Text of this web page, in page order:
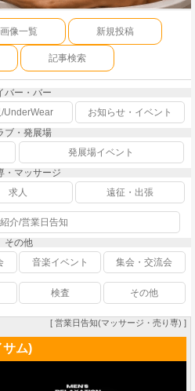
画像一覧 新規投稿
記事検索
バー・バー
UnderWear
お知らせ・イベント
ブ・発展場
発展場イベント
・マッサージ
求人 遠征・出張
介/営業日告知
その他
音楽イベント 集会・交流会
検査 その他
[ 営業日告知(マッサージ・売り専) ]
サム)